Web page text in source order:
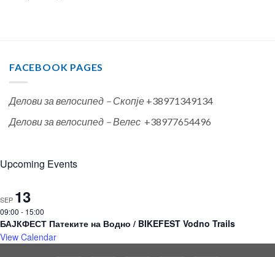
FACEBOOK PAGES
Делови за велосипед – Скопје +38971349134
Делови за велосипед – Велес +38977654496
Upcoming Events
SEP 13
09:00 - 15:00
БАЈКФЕСТ Патеките на Водно / BIKEFEST Vodno Trails
View Calendar